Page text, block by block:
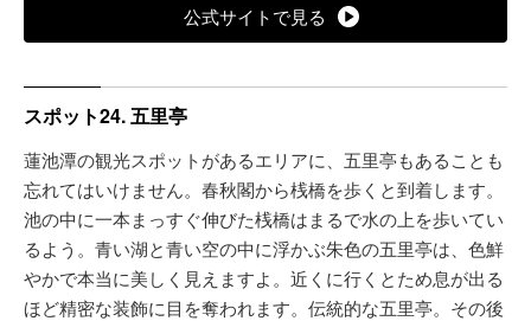
公式サイトで見る
スポット24. 五里亭
蓮池潭の観光スポットがあるエリアに、五里亭もあることも
忘れてはいけません。春秋閣から桟橋を歩くと到着します。
池の中に一本まっすぐ伸びた桟橋はまるで水の上を歩いてい
るよう。青い湖と青い空の中に浮かぶ朱色の五里亭は、色鮮
やかで本当に美しく見えますよ。近くに行くとため息が出る
ほど精密な装飾に目を奪われます。伝統的な五里亭。その後